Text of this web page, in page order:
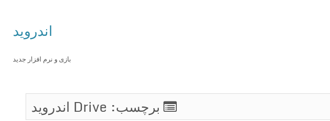
اندروید
بازی و نرم افزار جدید
برچسب: Drive اندروید